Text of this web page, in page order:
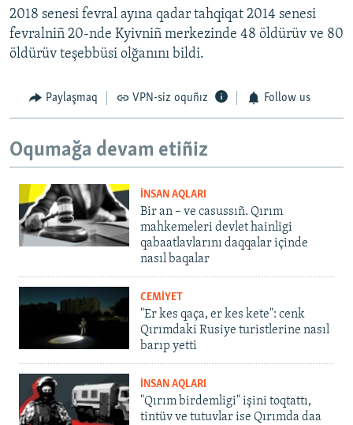
2018 senesi fevral ayına qadar tahqiqat 2014 senesi
fevralniñ 20-nde Kyivniñ merkezinde 48 öldürüv ve 80
öldürüv teşebbüsi olğanını bildi.
Paylaşmaq VPN-siz oquñız Follow us
Oqumağa devam etiñiz
İNSAN AQLARI
Bir an – ve casussıñ. Qırım
mahkemeleri devlet hainligi
qabaatlavlarını daqqalar içinde
nasıl baqalar
CEMİYET
"Er kes qaça, er kes kete": cenk
Qırımdaki Rusiye turistlerine nasıl
barıp yetti
İNSAN AQLARI
"Qırım birdemligi" işini toqtattı,
tintüv ve tutuvlar ise Qırımda daa